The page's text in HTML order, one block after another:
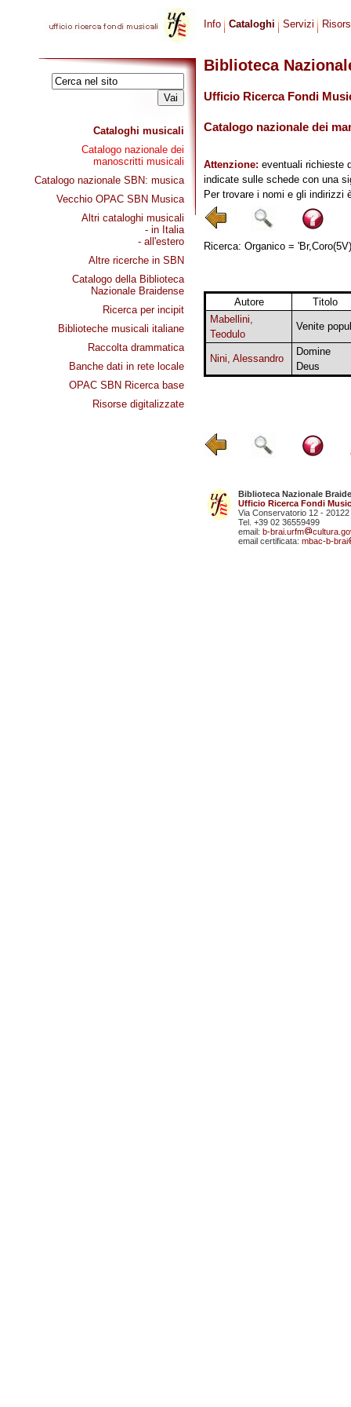
Cataloghi musicali
Catalogo nazionale dei
manoscritti musicali
Catalogo nazionale SBN: musica
Vecchio OPAC SBN Musica
Altri cataloghi musicali
- in Italia
- all'estero
Altre ricerche in SBN
Catalogo della Biblioteca
Nazionale Braidense
Ricerca per incipit
Biblioteche musicali italiane
Raccolta drammatica
Banche dati in rete locale
OPAC SBN Ricerca base
Risorse digitalizzate
Info Cataloghi Servizi
Biblioteca
Ufficio Ricerca Fondi
Catalogo nazionale dei
Attenzione: eventuali richieste
indicate sulle schede con una
Per trovare i nomi e gli indirizzi
Ricerca: Organico =
Autore
Titolo
Mabellini,
Teodulo
Venite
Nini, Alessandro
Domine
Deus
Biblioteca Nazionale
Ufficio Ricerca Fondi
Via Conservatorio 12 - 20122
Tel. +39 02 36559499
email: b-brai.urfm
email certificata: mbac-b-brai